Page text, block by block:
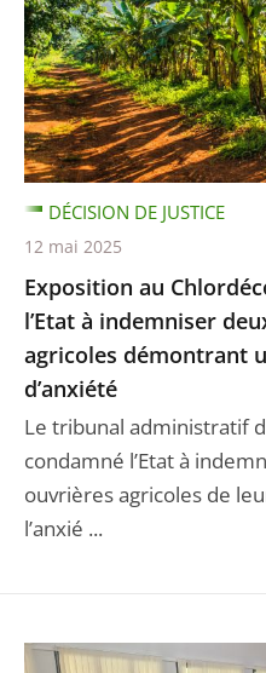
Exposition au
l’Etat à indemniser
agricoles démontrant
d’anxiété
Le tribunal administratif
condamné l’Etat à
ouvrières agricoles de
l’anxié ...
DÉCISION DE JUSTICE
12 mai 2025